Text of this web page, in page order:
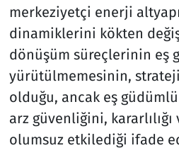
merkeziyetçi enerji
dinamiklerini kökten
dönüşüm süreçlerinin eş
yürütülmemesinin,
olduğu, ancak eş
arz güvenliğini,
olumsuz etkilediği ifade